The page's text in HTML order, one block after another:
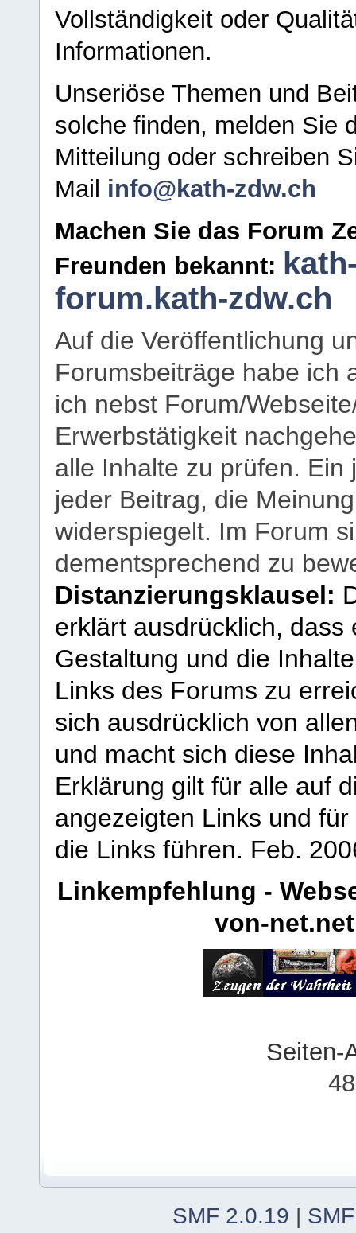
Vollständigkeit oder
Informationen.
Unseriöse Themen und
solche finden, melden Sie
Mitteilung oder schreiben
Mail info@kath-zdw.ch
Machen Sie das Forum
Freunden bekannt:
forum.kath-zdw.ch
Auf die Veröffentlichung
Forumsbeiträge habe ich
ich nebst Forum/
Erwerbstätigkeit
alle Inhalte zu prüfen.
jeder Beitrag, die
widerspiegelt. Im Forum
dementsprechend zu
Distanzierungsklausel:
erklärt ausdrücklich,
Gestaltung und die
Links des Forums zu
sich ausdrücklich von
und macht sich diese
Erklärung gilt für alle auf
angezeigten Links und
die Links führen. Feb.
Linkempfehlung -
von-net.net
Seiten-
SMF 2.0.19 |